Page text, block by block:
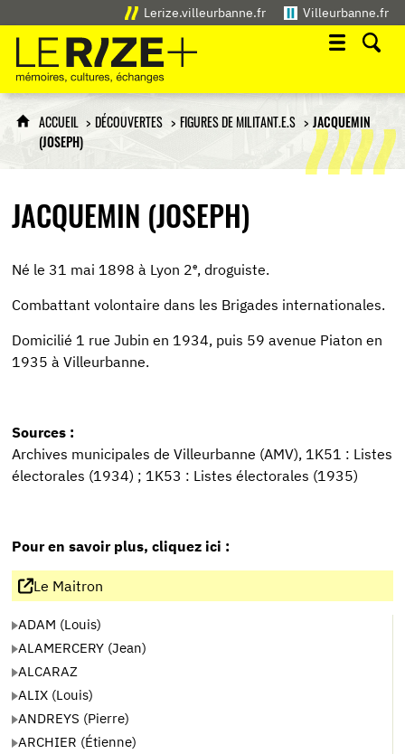
Lerize.villeurbanne.fr Villeurbanne.fr
Le Rize+
mémoires, cultures, échanges
ACCUEIL DÉCOUVERTES FIGURES DE MILITANT.E.S
JACQUEMIN
(JOSEPH)
JACQUEMIN (JOSEPH)
Né le 31 mai 1898 à Lyon 2e, droguiste.
Combattant volontaire dans les Brigades internationales.
Domicilié 1 rue Jubin en 1934, puis 59 avenue Piaton en
1935 à Villeurbanne.
Sources :
Archives municipales de Villeurbanne (AMV), 1K51 : Listes
électorales (1934) ; 1K53 : Listes électorales (1935)
Pour en savoir plus, cliquez ici :
Le Maitron
ADAM (Louis)
ALAMERCERY (Jean)
ALCARAZ
ALIX (Louis)
ANDREYS (Pierre)
ARCHIER (Étienne)